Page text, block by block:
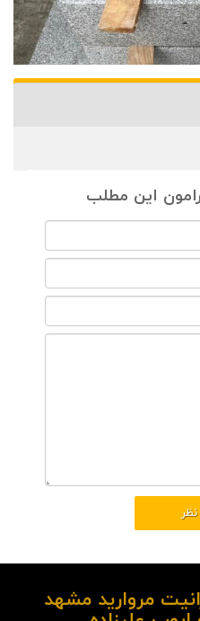
این مطلب
مروارید مشهد